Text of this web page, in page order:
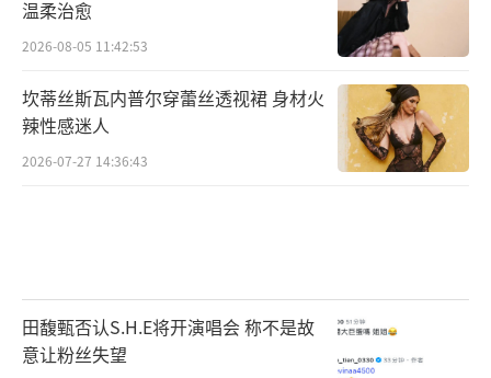
温柔治愈
2026-08-05 11:42:53
坎蒂丝斯瓦内普尔穿蕾丝透视裙 身材火
辣性感迷人
2026-07-27 14:36:43
田馥甄否认S.H.E将开演唱会 称不是故
意让粉丝失望